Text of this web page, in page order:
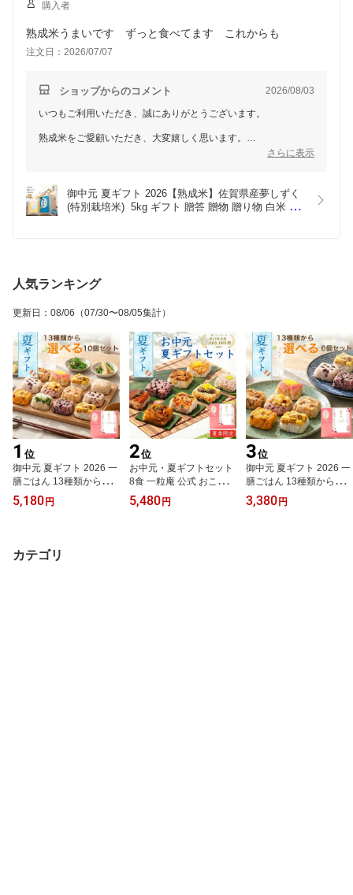
購入者
熟成米うまいです ずっと食べてます これからも
注文日：2026/07/07
ショップからのコメント 2026/08/03
いつもご利用いただき、誠にありがとうございます。
熟成米をご愛顧いただき、大変嬉しく思います。
今後ともどうぞよろしくお願いいたします。
さらに表示
御中元 夏ギフト 2026【熟成米】佐賀県産夢しずく
(特別栽培米)  5kg ギフト 贈答 贈物 贈り物 白米 唐
人気ランキング
更新日 ： 08/06 （07/30〜08/05集計）
1 位
御中元 夏ギフト 2026 一
膳ごはん 13種類から選
べる10個 セット 一粒庵
公式 おこわ ギフト プレ
ト 寿司 ちらし寿司 栗お
こわ 赤飯 玄米ご飯 ご飯
5,180 円
2位
お中元・夏ギフトセット
8食 一粒庵 公式 おこわ
ギフト プレゼント 冷凍
季節の贈り物 誕生日 誕
5,480 円
3位
御中元 夏ギフト 2026 一
膳ごはん 13種類から選
べる6個 セット 敬老の日
早割 一粒庵 公式 おこわ
3,380 円
カテゴリ